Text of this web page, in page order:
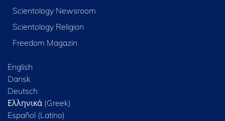
Scientology Newsroom
Scientology Religion
Freedom Magazin
English
Dansk
Deutsch
Ελληνικά (Greek)
Español (Latino)